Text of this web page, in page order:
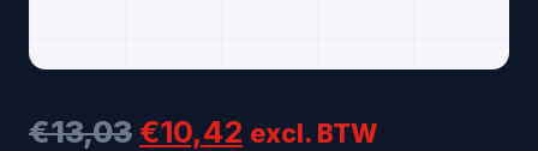
€13,03Oorspronkelijke
€10,42 Huidige
excl. BTW